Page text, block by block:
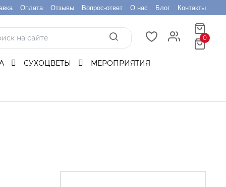
Оплата Отзывы Вопрос-ответ О нас Блог Контакты
0
СУХОЦВЕТЫ МЕРОПРИЯТИЯ